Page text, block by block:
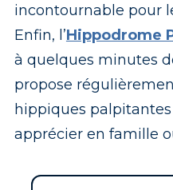
incontournable pour
Enfin, l’Hippodrome
à quelques minutes
propose
hippiques
apprécier en famille